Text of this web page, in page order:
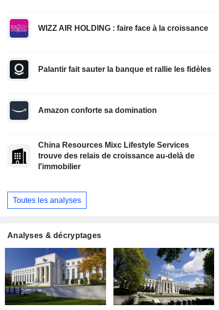
WIZZ AIR HOLDING : faire face à la croissance
Palantir fait sauter la banque et rallie les fidèles
Amazon conforte sa domination
China Resources Mixc Lifestyle Services
trouve des relais de croissance au-delà de
l'immobilier
Toutes les analyses
Analyses & décryptages